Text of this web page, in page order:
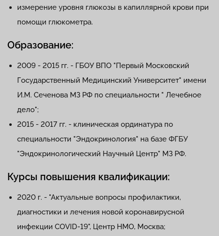
измерение уровня глюкозы в капиллярной крови при
помощи глюкометра.
Образование:
2009 - 2015 гг. - ГБОУ ВПО "Первый Московский
Государственный Медицинский Университет" имени
И.М. Сеченова МЗ РФ по специальности " Лечебное
дело";
2015 - 2017 гг. - клиническая ординатура по
специальности "Эндокринология" на базе ФГБУ
"Эндокринологический Научный Центр" МЗ РФ.
Курсы повышения квалификации:
2020 г. - "Актуальные вопросы профилактики,
диагностики и лечения новой коронавирусной
инфекции COVID-19", Центр НМО, Москва;